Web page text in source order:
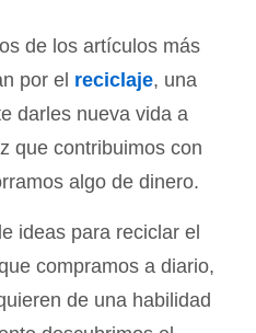
de los artículos más
por el reciclaje, una
darles nueva vida a
que contribuimos con
algo de dinero.
ideas para reciclar el
compramos a diario,
de una habilidad